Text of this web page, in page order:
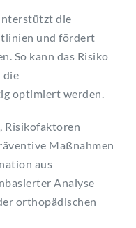
die
und fördert
So kann das Risiko
die
optimiert werden.
Risikofaktoren
Maßnahmen
aus
Analyse
orthopädischen